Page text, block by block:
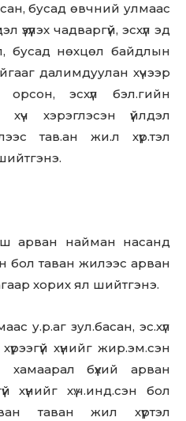
бусад өвчний улмаас
үзүүлэх чадваргүй, эсхүл эд
бусад нөхцөл байдлын
далимдуулан хүчээр
орсон, эсхүл бэл.гийн
хэрэглэсэн үйлдэл
тав.ан жи.л хүр.тэл
арван найман насанд
бол таван жилээс арван
хорих ял шийтгэнэ.
у.р.аг зул.басан, эс.хүл
хүнийг жир.эм.сэн
хамаарал бүхий арван
хүнийг хү.ч.инд.сэн бол
таван жил хүртэл